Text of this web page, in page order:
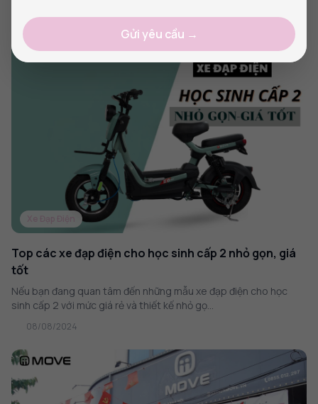
Top các xe đạp điện cho học sinh cấp 2 nhỏ gọn, giá
tốt
Nếu bạn đang quan tâm đến những mẫu xe đạp điện cho học
sinh cấp 2 với mức giá rẻ và thiết kế nhỏ gọ...
08/08/2024
Gửi yêu cầu →